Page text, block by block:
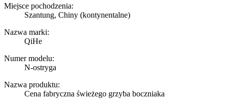
Miejsce pochodzenia:
Szantung, Chiny (kontynentalne)
Nazwa marki:
QiHe
Numer modelu:
N-ostryga
Nazwa produktu:
Cena fabryczna świeżego grzyba boczniaka